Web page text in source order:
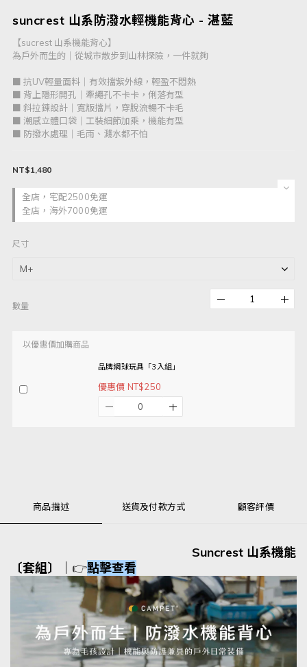
suncrest 山系防潑水輕機能背心 - 湛藍
【sucrest 山系機能背心】
為戶外而生的｜從城市散步到山林探險，一件就夠
■ 抗UV輕量面料｜有效擋紫外線，輕盈不悶熱
■ 背上隱形開孔｜牽繩孔不卡卡，俐落有型
■ 斜拉鍊設計｜寬版擋片，穿脫流暢不卡毛
■ 潮感立體口袋｜工裝細節加乘，機能有型
■ 防撥水處理｜毛雨、濺水都不怕
全店，宅配2500免運
全店，海外7000免運
NT$1,480
尺寸
數量
以優惠價加購商品
品牌網球玩具「3入組」
優惠價 NT$250
商品描述 送貨及付款方式 顧客評價
Suncrest 山系機能
〔套組〕
👉點擊查看